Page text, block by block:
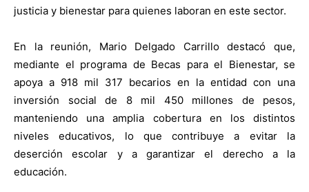
justicia y bienestar para quienes laboran en este sector.
En la reunión, Mario Delgado Carrillo destacó que,
mediante el programa de Becas para el Bienestar, se
apoya a 918 mil 317 becarios en la entidad con una
inversión social de 8 mil 450 millones de pesos,
manteniendo una amplia cobertura en los distintos
niveles educativos, lo que contribuye a evitar la
deserción escolar y a garantizar el derecho a la
educación.